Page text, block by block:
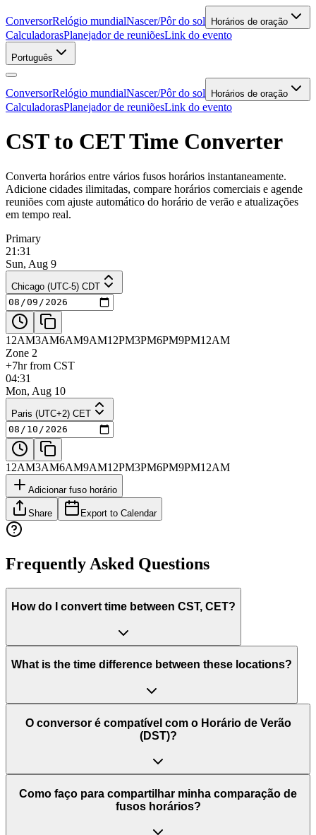
ConversorRelógio mundialNascer/Pôr do sol Horários de oração
CalculadorasPlanejador de reuniõesLink do evento
Português
ConversorRelógio mundialNascer/Pôr do sol Horários de oração
CalculadorasPlanejador de reuniõesLink do evento
CST to CET Time Converter
Converta horários entre vários fusos horários instantaneamente.
Adicione cidades ilimitadas, compare horários comerciais e agende
reuniões com ajuste automático do horário de verão e atualizações
em tempo real.
Primary
21:31
Sun, Aug 9
Chicago (UTC-5) CDT
12AM3AM6AM9AM12PM3PM6PM9PM12AM
Zone 2
+7hr from CST
04:31
Mon, Aug 10
Paris (UTC+2) CET
12AM3AM6AM9AM12PM3PM6PM9PM12AM
Adicionar fuso horário
Share Export to Calendar
Frequently Asked Questions
How do I convert time between CST, CET?
What is the time difference between these locations?
O conversor é compatível com o Horário de Verão
(DST)?
Como faço para compartilhar minha comparação de
fusos horários?